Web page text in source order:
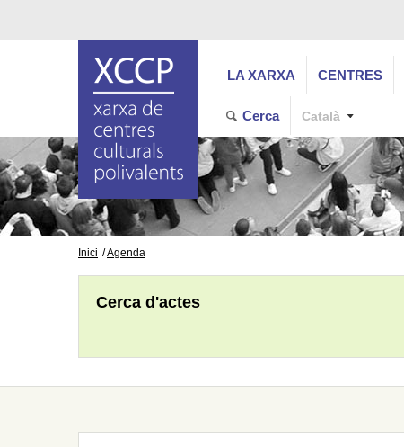
LA XARXA CENTRES
Cerca Català
Inici Agenda
Cerca d'actes